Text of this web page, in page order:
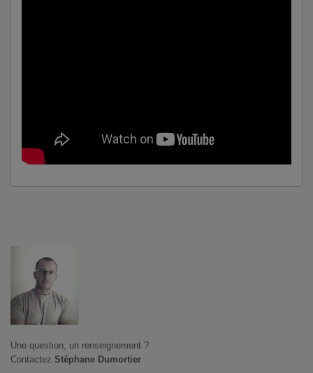
Une question, un renseignement ?
Contactez Stéphane Dumortier